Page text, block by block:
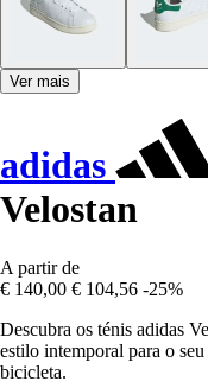
Ver mais
adidas
Velostan
A partir de
€ 140,00 € 104,56 -25%
Descubra os ténis adidas
estilo intemporal para o
bicicleta.